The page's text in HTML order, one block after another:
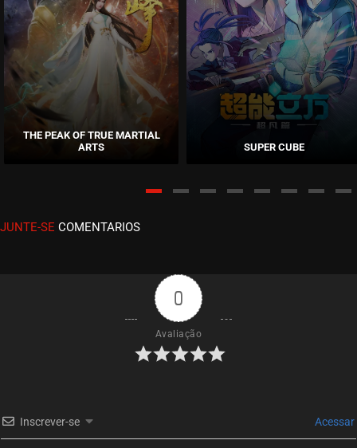
ASSISTIDO
EPISÓDIO 52
novembro 23, 2020
EPISÓDIO 51
novembro 23, 2020
ASSISTIDO
EPISÓDIO 49
novembro 17, 2020
EPISÓDIO 48
EPISÓDIO 47
THE PEAK OF TRUE MARTIAL
ARTS
SUPER CUBE
JUNTE-SE COMENTARIOS
0
Avaliação
Inscrever-se Acessar